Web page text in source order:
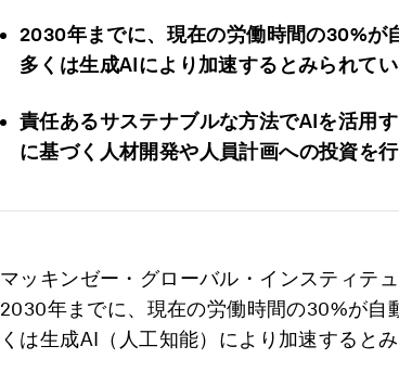
2030年までに、現在の労働時間の30%が
多くは生成AIにより加速するとみられてい
責任あるサステナブルな方法でAIを活用
に基づく人材開発や人員計画への投資を
マッキンゼー・グローバル・インスティテ
2030年までに、現在の労働時間の30%が自
くは生成AI（人工知能）により加速するとみ